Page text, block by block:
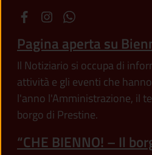
Pagina aperta su
Il Notiziario si occupa di
attività e gli eventi che
l'anno l'Amministrazione, il
borgo di Prestine.
“CHE BIENNO! – Il